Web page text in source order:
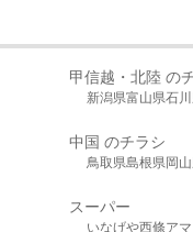
甲信越・北陸 の
新潟県富山県石
中国 のチラシ
鳥取県島根県岡
スーパー
いなげや西條ア